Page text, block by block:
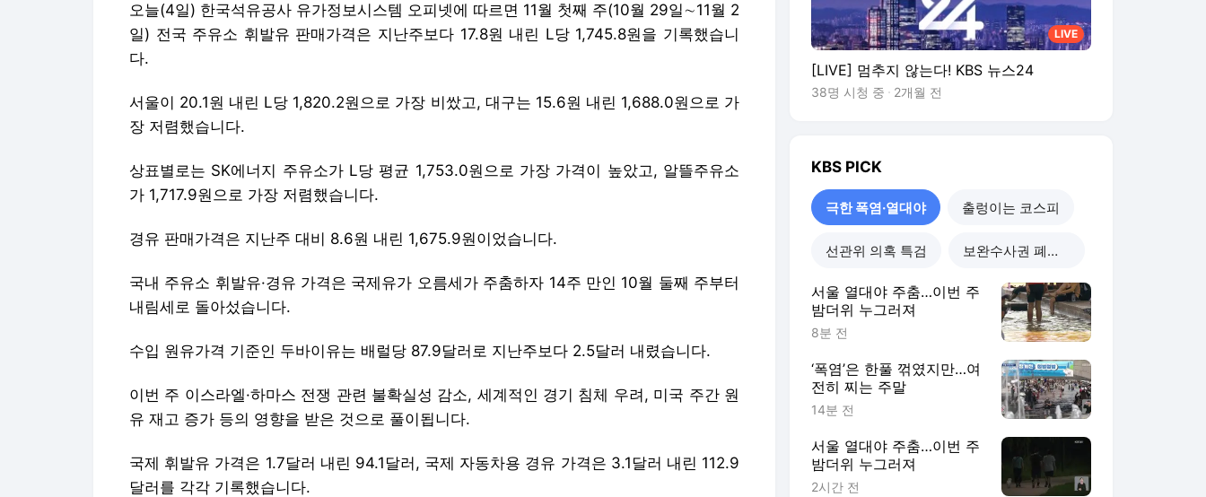
오늘(4일) 한국석유공사 유가정보시스템 오피넷에 따르면 11월 첫째 주(10월 29일∼11월 2
일) 전국 주유소 휘발유 판매가격은 지난주보다 17.8원 내린 L당 1,745.8원을 기록했습니
다.
서울이 20.1원 내린 L당 1,820.2원으로 가장 비쌌고, 대구는 15.6원 내린 1,688.0원으로 가
장 저렴했습니다.
상표별로는 SK에너지 주유소가 L당 평균 1,753.0원으로 가장 가격이 높았고, 알뜰주유소
가 1,717.9원으로 가장 저렴했습니다.
경유 판매가격은 지난주 대비 8.6원 내린 1,675.9원이었습니다.
국내 주유소 휘발유·경유 가격은 국제유가 오름세가 주춤하자 14주 만인 10월 둘째 주부터
내림세로 돌아섰습니다.
수입 원유가격 기준인 두바이유는 배럴당 87.9달러로 지난주보다 2.5달러 내렸습니다.
이번 주 이스라엘·하마스 전쟁 관련 불확실성 감소, 세계적인 경기 침체 우려, 미국 주간 원
유 재고 증가 등의 영향을 받은 것으로 풀이됩니다.
국제 휘발유 가격은 1.7달러 내린 94.1달러, 국제 자동차용 경유 가격은 3.1달러 내린 112.9
달러를 각각 기록했습니다.
LIVE
[LIVE] 멈추지 않는다! KBS 뉴스24
38명 시청 중 2개월 전
KBS PICK
극한 폭염·열대야 출렁이는 코스피
선관위 의혹 특검 보완수사권 폐지 진통
서울 열대야 주춤…이번 주
밤더위 누그러져
8분 전
‘폭염’은 한풀 꺾였지만…여
전히 찌는 주말
14분 전
서울 열대야 주춤…이번 주
밤더위 누그러져
2시간 전